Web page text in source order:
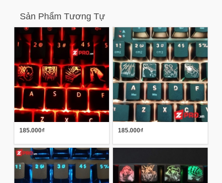
Sản Phẩm Tương Tự
185.000₫ 185.000₫